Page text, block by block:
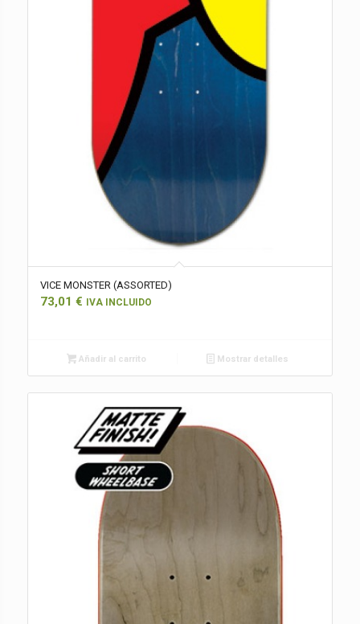
VICE MONSTER (ASSORTED)
73,01 € IVA INCLUIDO
Añadir al carrito Mostrar detalles